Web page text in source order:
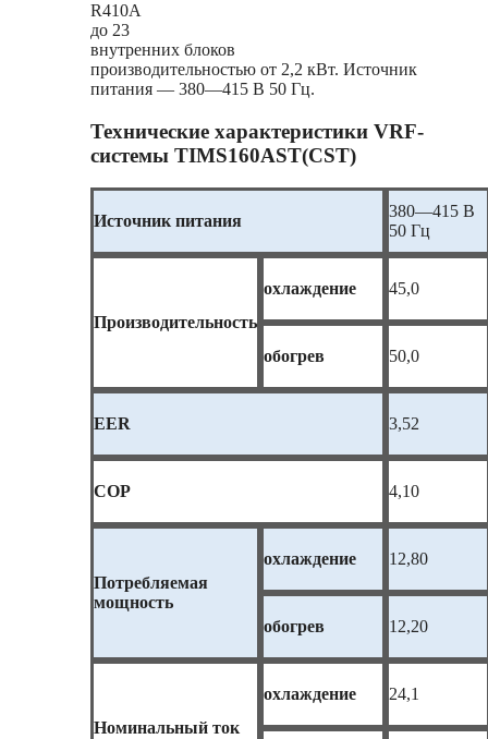
R410A
до 23
внутренних блоков
производительностью от 2,2 кВт. Источник
питания — 380—415 В 50 Гц.
Технические характеристики VRF-
системы TIMS160AST(CST)
Источник питания
380—415 В
50 Гц
Производительность
охлаждение 45,0
обогрев 50,0
EER 3,52
COP 4,10
Потребляемая
мощность
охлаждение 12,80
обогрев 12,20
Номинальный ток
охлаждение 24,1